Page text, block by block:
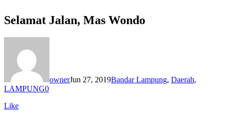
Selamat Jalan, Mas Wondo
ownerJun 27, 2019Bandar Lampung, Daerah,
LAMPUNG0
Like